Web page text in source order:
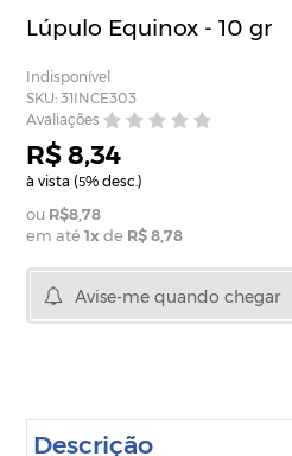
Lúpulo Equinox - 10 gr
Indisponível
SKU: 31INCE303
Avaliações
R$ 8,34
à vista (5% desc.)
R$8,78
em até1x de R$ 8,78
Avise-me quando chegar
Descrição